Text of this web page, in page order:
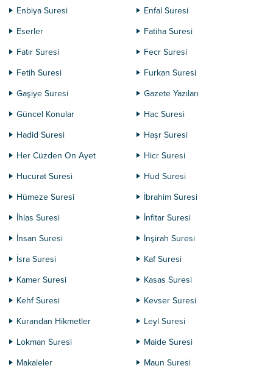
Enbiya Suresi
Enfal Suresi
Eserler
Fatiha Suresi
Fatır Suresi
Fecr Suresi
Fetih Suresi
Furkan Suresi
Gaşiye Suresi
Gazete Yazıları
Güncel Konular
Hac Suresi
Hadid Suresi
Haşr Suresi
Her Cüzden On Ayet
Hicr Suresi
Hucurat Suresi
Hud Suresi
Hümeze Suresi
İbrahim Suresi
İhlas Suresi
İnfitar Suresi
İnsan Suresi
İnşirah Suresi
İsra Suresi
Kaf Suresi
Kamer Suresi
Kasas Suresi
Kehf Suresi
Kevser Suresi
Kurandan Hikmetler
Leyl Suresi
Lokman Suresi
Maide Suresi
Makaleler
Maun Suresi